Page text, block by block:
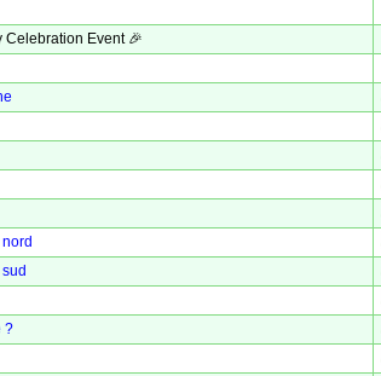
Celebration Event 🎉
?